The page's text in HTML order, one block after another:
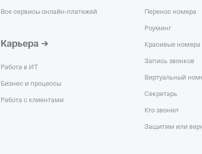
Все сервисы онлайн-платежей
Карьера
Работа в ИТ
Бизнес и процессы
Работа с клиентами
Перенос номера
Роуминг
Красивые номера
Запись звонков
Виртуальный
Секретарь
Кто звонил
Защитим или